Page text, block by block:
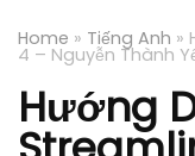
Home » Tiếng Anh »
4 – Nguyễn Thành
Hướng